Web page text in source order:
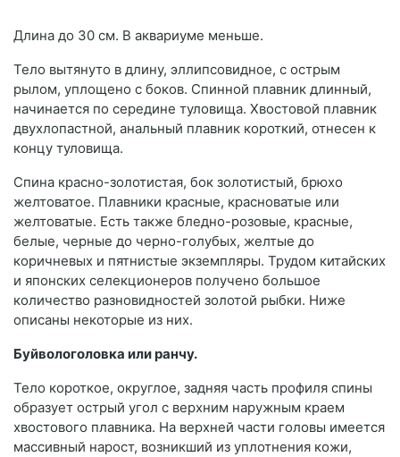
Длина до 30 см. В аквариуме меньше.
Тело вытянуто в длину, эллипсовидное, с острым
рылом, уплощено с боков. Спинной плавник длинный,
начинается по середине туловища. Хвостовой плавник
двухлопастной, анальный плавник короткий, отнесен к
концу туловища.
Спина красно-золотистая, бок золотистый, брюхо
желтоватое. Плавники красные, красноватые или
желтоватые. Есть также бледно-розовые, красные,
белые, черные до черно-голубых, желтые до
коричневых и пятнистые экземпляры. Трудом китайских
и японских селекционеров получено большое
количество разновидностей золотой рыбки. Ниже
описаны некоторые из них.
Буйвологоловка или ранчу.
Тело короткое, округлое, задняя часть профиля спины
образует острый угол с верхним наружным краем
хвостового плавника. На верхней части головы имеется
массивный нарост, возникший из уплотнения кожи,